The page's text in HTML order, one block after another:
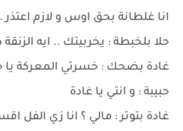
انا غلطانة بحق اوس و لازم
حلا بلخبطة : يخربيتك .. ايه
غادة بضحك : خسرتي المعركة يا
حبيبة : و انتي يا غادة
غادة بتوتر : مالي ؟ انا زي الفل